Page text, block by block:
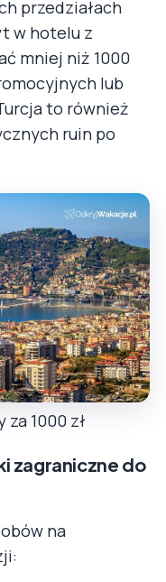
przedziałach
w hotelu z
mniej niż 1000
lub
to również
ruin po
1000 zł
zagraniczne do
na